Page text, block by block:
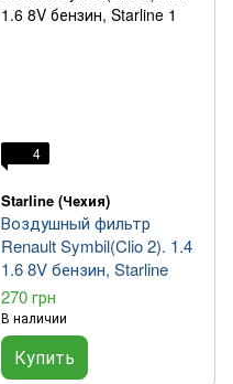
4
Starline (Чехия)
Воздушный фильтр
Renault Symbil(Clio 2). 1.4
1.6 8V бензин, Starline
270 грн
В наличии
Купить